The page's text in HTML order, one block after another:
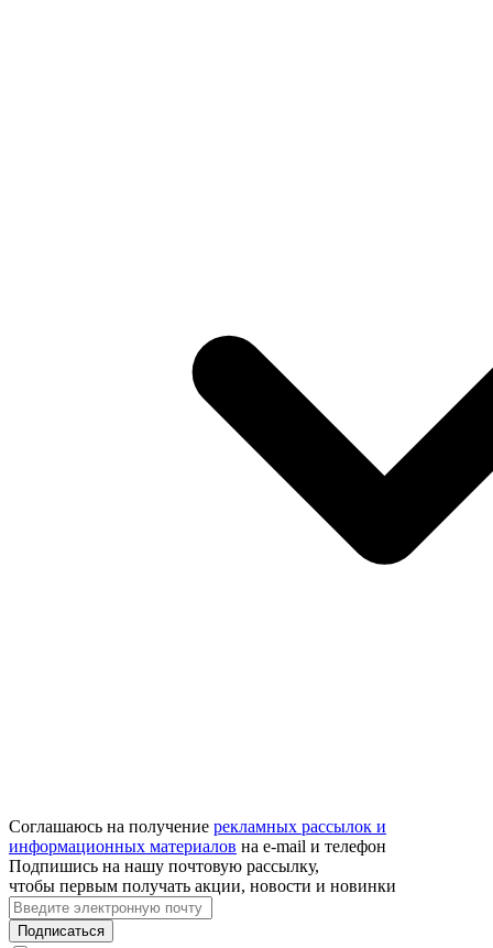
Соглашаюсь на получение рекламных рассылок и
информационных материалов на e‑mail и телефон
Подпишись на нашу почтовую рассылку,
чтобы первым получать акции, новости и новинки
Подписаться